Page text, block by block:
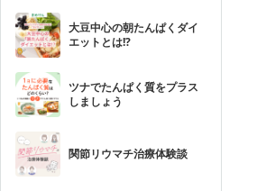
大豆中心の朝たんぱくダイ
エットとは!?
ツナでたんぱく質をプラス
しましょう
関節リウマチ治療体験談